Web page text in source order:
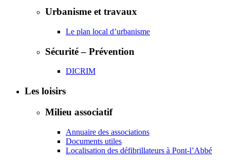
Urbanisme et travaux
Le plan local d’urbanisme
Sécurité – Prévention
DICRIM
Les loisirs
Milieu associatif
Annuaire des associations
Documents utiles
Localisation des défibrillateurs à Pont-l’Abbé